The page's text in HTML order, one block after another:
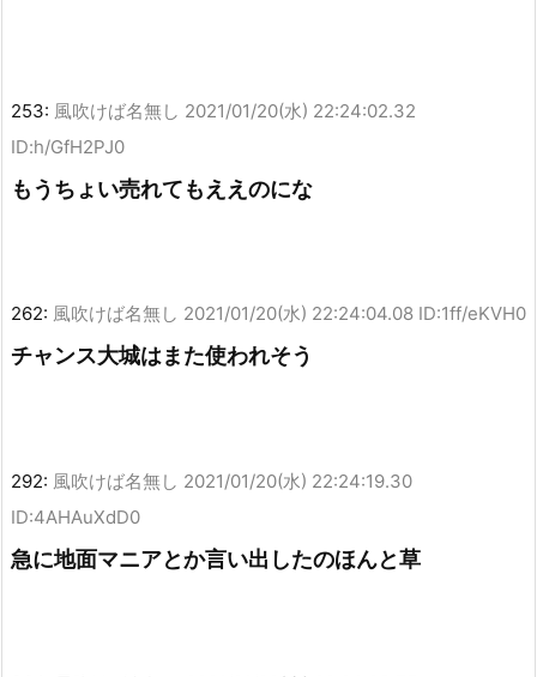
253: 風吹けば名無し 2021/01/20(水) 22:24:02.32
ID:h/GfH2PJ0
もうちょい売れてもええのにな
262: 風吹けば名無し 2021/01/20(水) 22:24:04.08 ID:1ff/eKVH0
チャンス大城はまた使われそう
292: 風吹けば名無し 2021/01/20(水) 22:24:19.30
ID:4AHAuXdD0
急に地面マニアとか言い出したのほんと草